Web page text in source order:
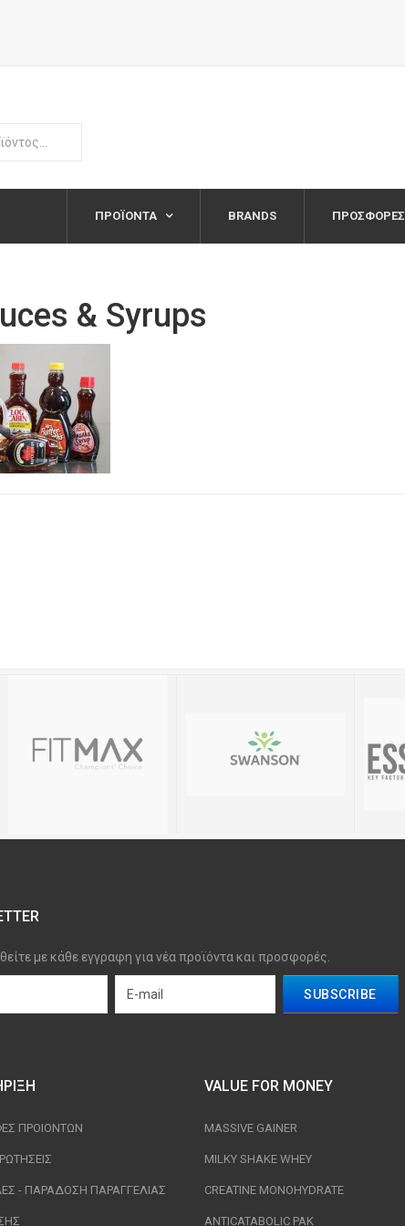
ΠΡΟΪΌΝΤΑ BRANDS ΠΡΟΣΦΟΡΈΣ
& Syrups
με κάθε εγγραφη για νέα προϊόντα και προσφορές.
ΠΡΟΙΟΝΤΩΝ
- ΠΑΡΆΔΟΣΗ ΠΑΡΑΓΓΕΛΊΑΣ
VALUE FOR MONEY
MASSIVE GAINER
MILKY SHAKE WHEY
CREATINE MONOHYDRATE
ANTICATABOLIC PAK